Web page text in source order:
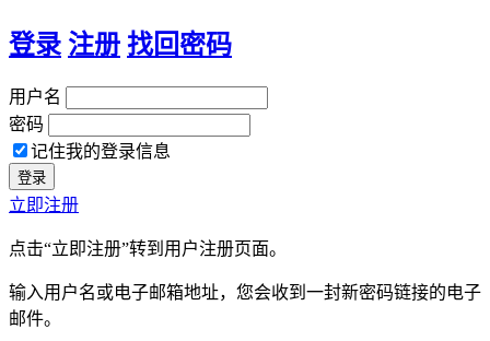
登录 注册 找回密码
用户名
密码
记住我的登录信息
立即注册
点击“立即注册”转到用户注册页面。
输入用户名或电子邮箱地址，您会收到一封新密码链接的电子
邮件。